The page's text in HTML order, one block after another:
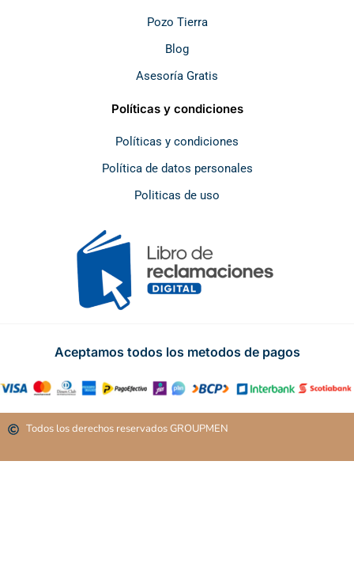
Pozo Tierra
Blog
Asesoría Gratis
Políticas y condiciones
Políticas y condiciones
Política de datos personales
Politicas de uso
Aceptamos todos los metodos de pagos
Todos los derechos reservados GROUPMEN